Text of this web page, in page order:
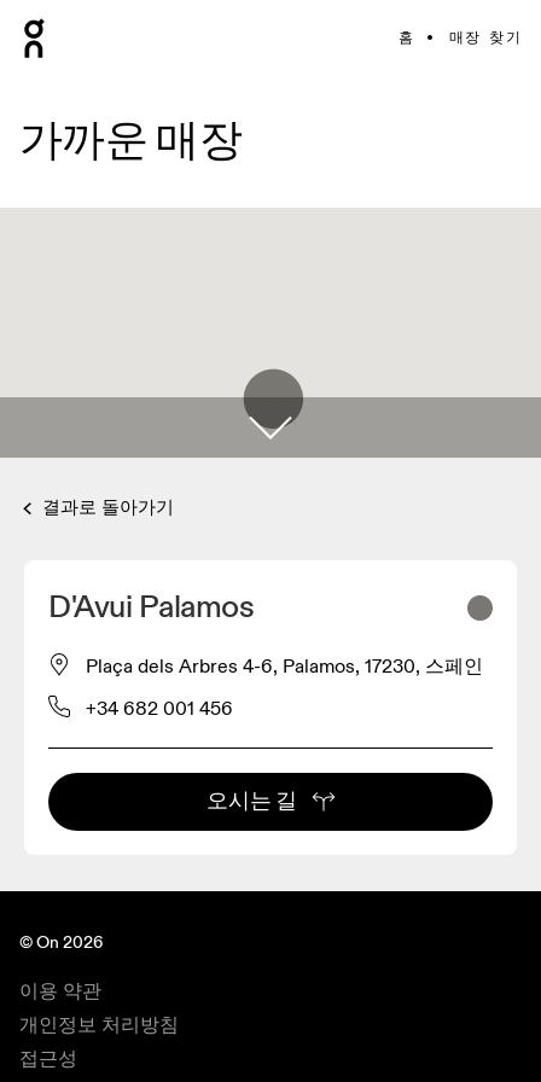
홈 매장 찾기
가까운 매장
결과로 돌아가기
D'Avui Palamos
Plaça dels Arbres 4-6, Palamos, 17230, 스페인
+34 682 001 456
오시는 길
© On 2026
이용 약관
개인정보 처리방침
접근성